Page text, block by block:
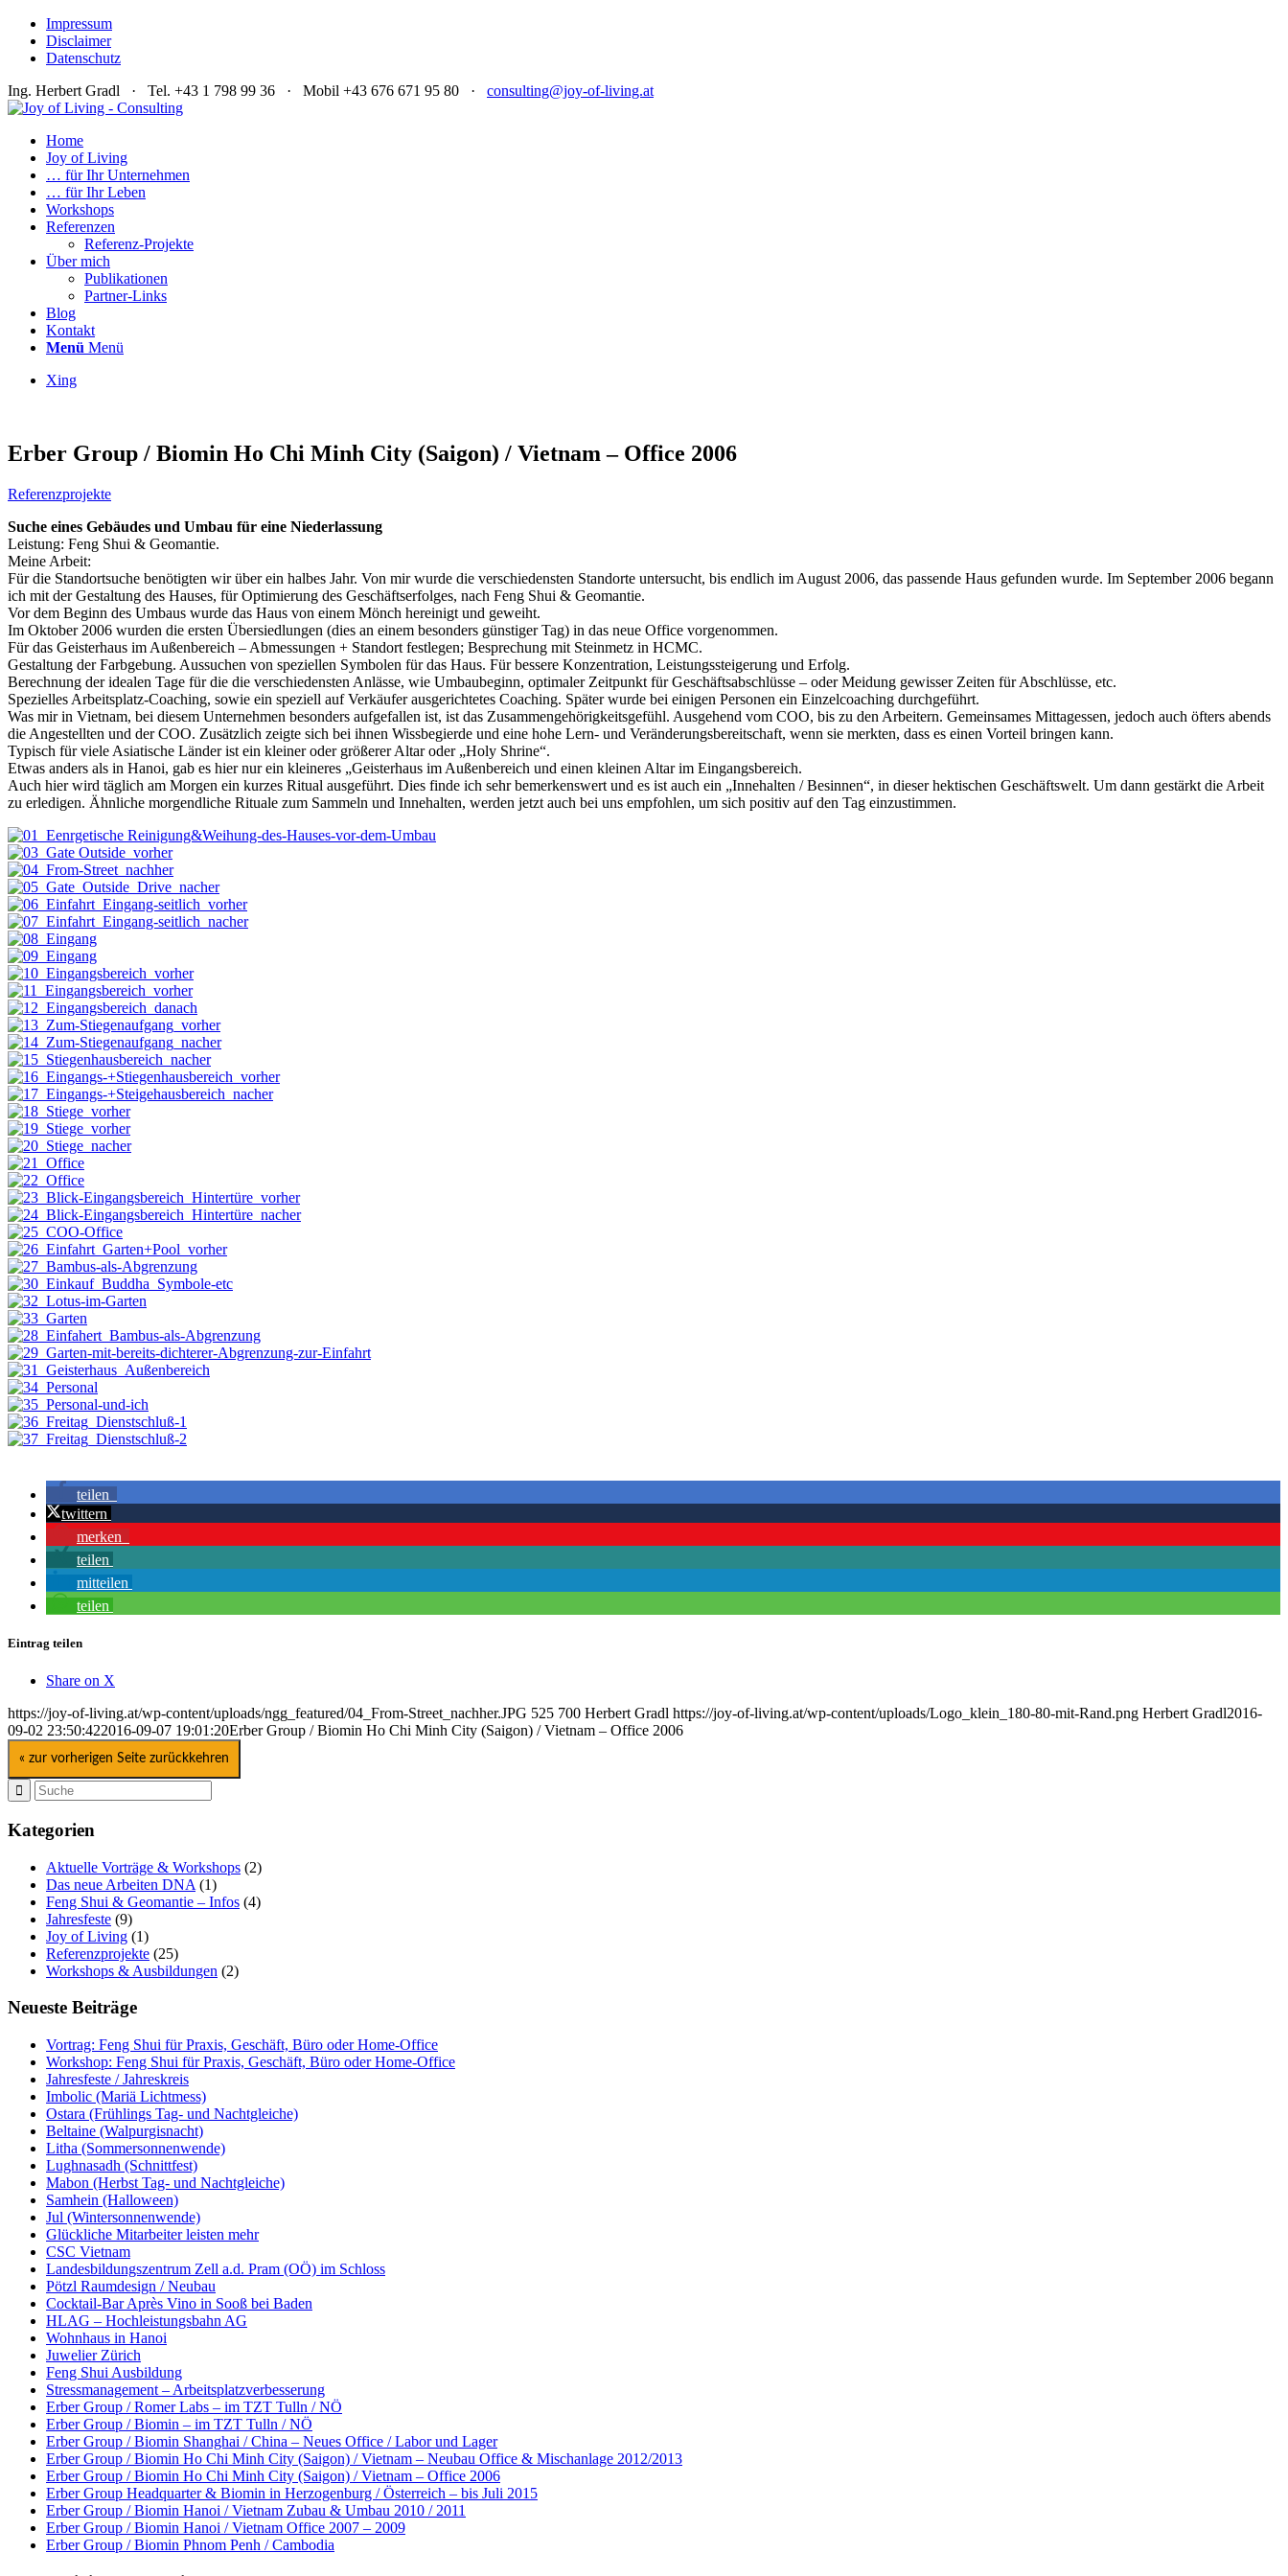
Impressum
Disclaimer
Datenschutz
Ing. Herbert Gradl · Tel. +43 1 798 99 36 · Mobil +43 676 671 95 80 · consulting@joy-of-living.at
Home
Joy of Living
… für Ihr Unternehmen
… für Ihr Leben
Workshops
Referenzen
Referenz-Projekte
Über mich
Publikationen
Partner-Links
Blog
Kontakt
Menü Menü
Xing
Erber Group / Biomin Ho Chi Minh City (Saigon) / Vietnam – Office 2006
Referenzprojekte
Suche eines Gebäudes und Umbau für eine Niederlassung
Leistung: Feng Shui & Geomantie.
Meine Arbeit:
Für die Standortsuche benötigten wir über ein halbes Jahr. Von mir wurde die verschiedensten Standorte untersucht, bis endlich im August 2006, das passende Haus gefunden wurde. Im September 2006 begann
ich mit der Gestaltung des Hauses, für Optimierung des Geschäftserfolges, nach Feng Shui & Geomantie.
Vor dem Beginn des Umbaus wurde das Haus von einem Mönch hereinigt und geweiht.
Im Oktober 2006 wurden die ersten Übersiedlungen (dies an einem besonders günstiger Tag) in das neue Office vorgenommen.
Für das Geisterhaus im Außenbereich – Abmessungen + Standort festlegen; Besprechung mit Steinmetz in HCMC.
Gestaltung der Farbgebung. Aussuchen von speziellen Symbolen für das Haus. Für bessere Konzentration, Leistungssteigerung und Erfolg.
Berechnung der idealen Tage für die die verschiedensten Anlässe, wie Umbaubeginn, optimaler Zeitpunkt für Geschäftsabschlüsse – oder Meidung gewisser Zeiten für Abschlüsse, etc.
Spezielles Arbeitsplatz-Coaching, sowie ein speziell auf Verkäufer ausgerichtetes Coaching. Später wurde bei einigen Personen ein Einzelcoaching durchgeführt.
Was mir in Vietnam, bei diesem Unternehmen besonders aufgefallen ist, ist das Zusammengehörigkeitsgefühl. Ausgehend vom COO, bis zu den Arbeitern. Gemeinsames Mittagessen, jedoch auch öfters abends
die Angestellten und der COO. Zusätzlich zeigte sich bei ihnen Wissbegierde und eine hohe Lern- und Veränderungsbereitschaft, wenn sie merkten, dass es einen Vorteil bringen kann.
Typisch für viele Asiatische Länder ist ein kleiner oder größerer Altar oder „Holy Shrine“.
Etwas anders als in Hanoi, gab es hier nur ein kleineres „Geisterhaus im Außenbereich und einen kleinen Altar im Eingangsbereich.
Auch hier wird täglich am Morgen ein kurzes Ritual ausgeführt. Dies finde ich sehr bemerkenswert und es ist auch ein „Innehalten / Besinnen“, in dieser hektischen Geschäftswelt. Um dann gestärkt die Arbeit
zu erledigen. Ähnliche morgendliche Rituale zum Sammeln und Innehalten, werden jetzt auch bei uns empfohlen, um sich positiv auf den Tag einzustimmen.
teilen
twittern
merken
teilen
mitteilen
teilen
Eintrag teilen
Share on X
https://joy-of-living.at/wp-content/uploads/ngg_featured/04_From-Street_nachher.JPG 525 700 Herbert Gradl https://joy-of-living.at/wp-content/uploads/Logo_klein_180-80-mit-Rand.png Herbert Gradl2016-
09-02 23:50:422016-09-07 19:01:20Erber Group / Biomin Ho Chi Minh City (Saigon) / Vietnam – Office 2006
« zur vorherigen Seite zurückkehren
Kategorien
Aktuelle Vorträge & Workshops (2)
Das neue Arbeiten DNA (1)
Feng Shui & Geomantie – Infos (4)
Jahresfeste (9)
Joy of Living (1)
Referenzprojekte (25)
Workshops & Ausbildungen (2)
Neueste Beiträge
Vortrag: Feng Shui für Praxis, Geschäft, Büro oder Home-Office
Workshop: Feng Shui für Praxis, Geschäft, Büro oder Home-Office
Jahresfeste / Jahreskreis
Imbolic (Mariä Lichtmess)
Ostara (Frühlings Tag- und Nachtgleiche)
Beltaine (Walpurgisnacht)
Litha (Sommersonnenwende)
Lughnasadh (Schnittfest)
Mabon (Herbst Tag- und Nachtgleiche)
Samhein (Halloween)
Jul (Wintersonnenwende)
Glückliche Mitarbeiter leisten mehr
CSC Vietnam
Landesbildungszentrum Zell a.d. Pram (OÖ) im Schloss
Pötzl Raumdesign / Neubau
Cocktail-Bar Après Vino in Sooß bei Baden
HLAG – Hochleistungsbahn AG
Wohnhaus in Hanoi
Juwelier Zürich
Feng Shui Ausbildung
Stressmanagement – Arbeitsplatzverbesserung
Erber Group / Romer Labs – im TZT Tulln / NÖ
Erber Group / Biomin – im TZT Tulln / NÖ
Erber Group / Biomin Shanghai / China – Neues Office / Labor und Lager
Erber Group / Biomin Ho Chi Minh City (Saigon) / Vietnam – Neubau Office & Mischanlage 2012/2013
Erber Group / Biomin Ho Chi Minh City (Saigon) / Vietnam – Office 2006
Erber Group Headquarter & Biomin in Herzogenburg / Österreich – bis Juli 2015
Erber Group / Biomin Hanoi / Vietnam Zubau & Umbau 2010 / 2011
Erber Group / Biomin Hanoi / Vietnam Office 2007 – 2009
Erber Group / Biomin Phnom Penh / Cambodia